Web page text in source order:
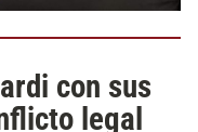
con sus
legal